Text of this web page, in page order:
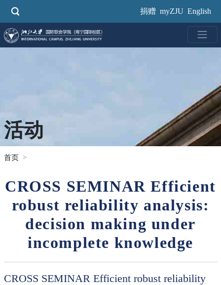
捐赠 myZJU English
活动
首页
CROSS SEMINAR Efficient
robust reliability analysis:
decision making under
incomplete knowledge
CROSS SEMINAR Efficient robust reliability